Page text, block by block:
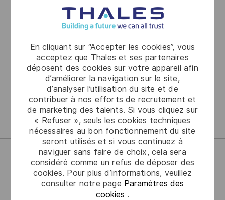
En cliquant sur “Accepter les cookies”, vous
acceptez que Thales et ses partenaires
déposent des cookies sur votre appareil afin
d’améliorer la navigation sur le site,
d’analyser l’utilisation du site et de
contribuer à nos efforts de recrutement et
de marketing des talents. Si vous cliquez sur
« Refuser », seuls les cookies techniques
nécessaires au bon fonctionnement du site
seront utilisés et si vous continuez à
naviguer sans faire de choix, cela sera
considéré comme un refus de déposer des
cookies. Pour plus d’informations, veuillez
consulter notre page Paramètres des
cookies .
les marchés de la défense et sécurité,
de l’aérospatial, de l’identité et sécurité numériques
et du transport , le Groupe propose des solutions,
services et produits qui aident ses clients -
entreprises, organisations, Etats - à remplir leurs
missions critiques.
Accès au site du Groupe Thales
68
pays